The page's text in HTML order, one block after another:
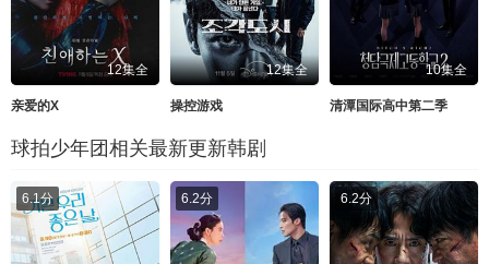
12集全
亲爱的X
12集全
操控游戏
10集全
清潭国际高中第二季
球拍少年团相关最新更新韩剧
6.1分 6.2分 6.2分